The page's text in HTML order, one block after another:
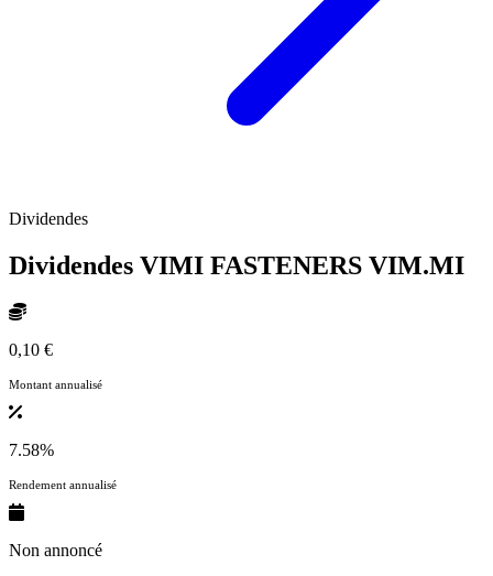
Dividendes
Dividendes VIMI FASTENERS VIM.MI
0,10 €
Montant annualisé
7.58%
Rendement annualisé
Non annoncé